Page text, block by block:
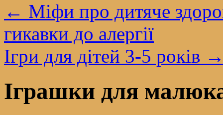
← Міфи про дитяче
гикавки до алергії
Ігри для дітей 3-5 років
Іграшки для